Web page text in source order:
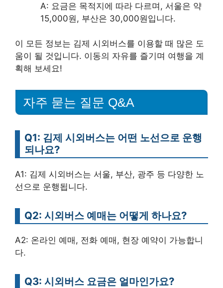
A: 요금은 목적지에 따라 다르며, 서울은 약
15,000원, 부산은 30,000원입니다.
이 모든 정보는 김제 시외버스를 이용할 때 많은 도
움이 될 것입니다. 이동의 자유를 즐기며 여행을 계
획해 보세요!
자주 묻는 질문 Q&A
Q1: 김제 시외버스는 어떤 노선으로 운행
되나요?
A1: 김제 시외버스는 서울, 부산, 광주 등 다양한 노
선으로 운행됩니다.
Q2: 시외버스 예매는 어떻게 하나요?
A2: 온라인 예매, 전화 예매, 현장 예약이 가능합니
다.
Q3: 시외버스 요금은 얼마인가요?